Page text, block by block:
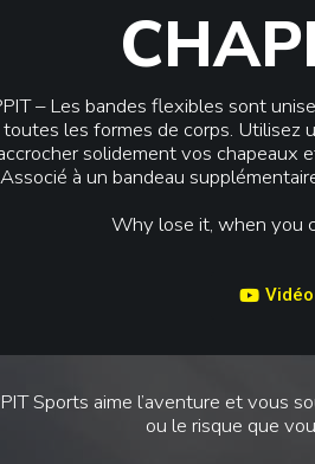
– Les bandes flexibles sont
toutes les formes de corps. Utilisez
solidement vos chapeaux
Associé à un bandeau
Why lose it, when you
Vidéo
Sports aime l’aventure et vous
ou le risque que